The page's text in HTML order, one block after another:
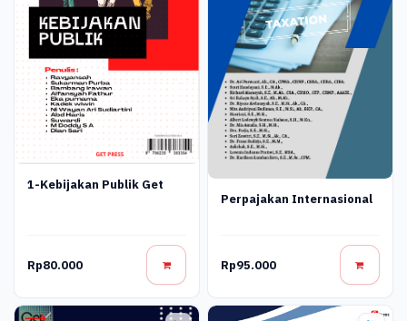
1-Kebijakan Publik Get
Rp80.000
Perpajakan Internasional
Rp95.000